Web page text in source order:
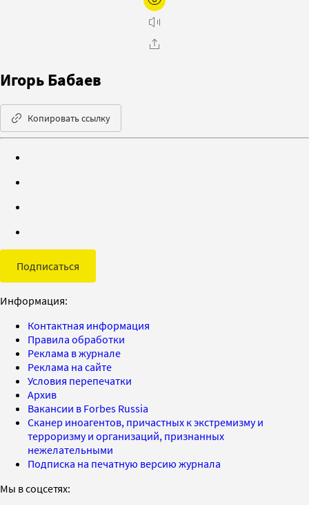
Игорь Бабаев
Копировать ссылку
Подписаться
Информация:
Контактная информация
Правила обработки
Реклама в журнале
Реклама на сайте
Условия перепечатки
Архив
Вакансии в Forbes Russia
Сканер иноагентов, причастных к экстремизму и
терроризму и организаций, признанных
нежелательными
Подписка на печатную версию журнала
Мы в соцсетях: